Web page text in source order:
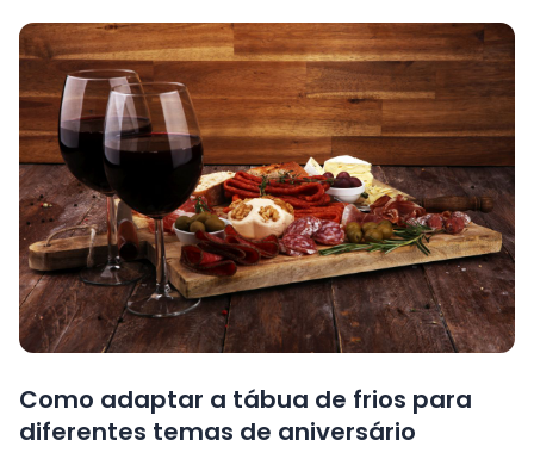
Como adaptar a tábua de frios para
diferentes temas de aniversário